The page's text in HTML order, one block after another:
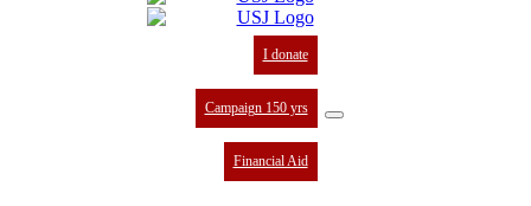
I donate
Campaign 150 yrs
Financial Aid